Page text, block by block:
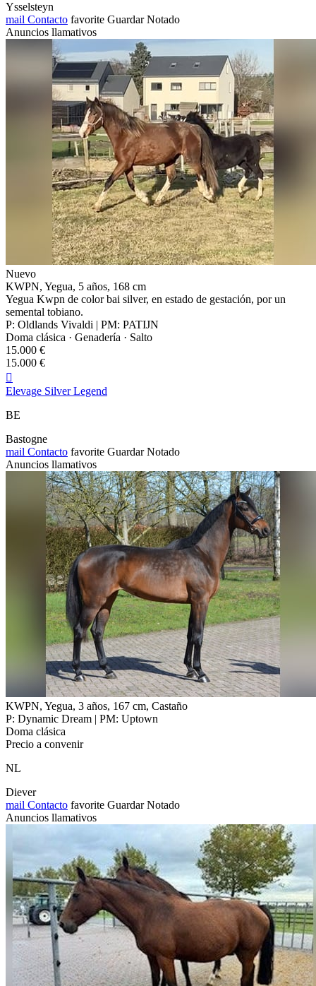
Ysselsteyn
mail Contacto favorite Guardar Notado
Anuncios llamativos
Nuevo
KWPN, Yegua, 5 años, 168 cm
Yegua Kwpn de color bai silver, en estado de gestación, por un
semental tobiano.
P: Oldlands Vivaldi | PM: PATIJN
Doma clásica · Genadería · Salto
15.000 €
15.000 €

Elevage Silver Legend
BE
Bastogne
mail Contacto favorite Guardar Notado
Anuncios llamativos
KWPN, Yegua, 3 años, 167 cm, Castaño
P: Dynamic Dream | PM: Uptown
Doma clásica
Precio a convenir
NL
Diever
mail Contacto favorite Guardar Notado
Anuncios llamativos